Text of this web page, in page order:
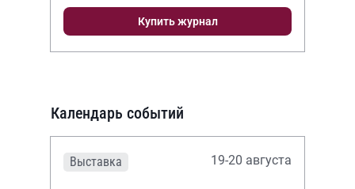
Купить журнал
Календарь событий
Выставка 19-20 августа